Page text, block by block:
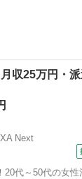
食器 スプーン
収25万円・
Next
20代～50代の女